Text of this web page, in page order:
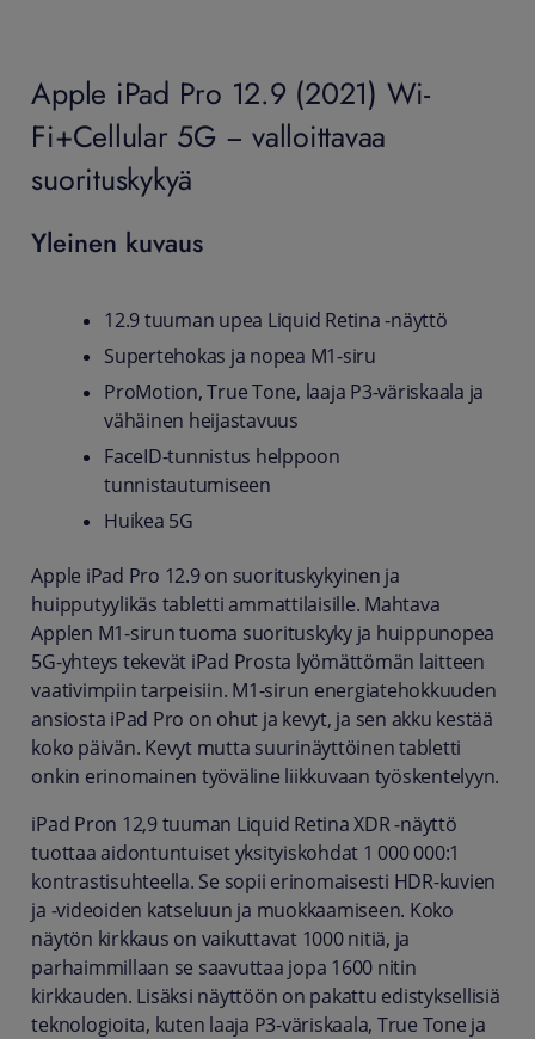
Apple iPad Pro 12.9 (2021) Wi-
Fi+Cellular 5G − valloittavaa
suorituskykyä
Yleinen kuvaus
12.9 tuuman upea Liquid Retina -näyttö
Supertehokas ja nopea M1-siru
ProMotion, True Tone, laaja P3-väriskaala ja
vähäinen heijastavuus
FaceID-tunnistus helppoon
tunnistautumiseen
Huikea 5G
Apple iPad Pro 12.9 on suorituskykyinen ja
huipputyylikäs tabletti ammattilaisille. Mahtava
Applen M1-sirun tuoma suorituskyky ja huippunopea
5G-yhteys tekevät iPad Prosta lyömättömän laitteen
vaativimpiin tarpeisiin. M1-sirun energiatehokkuuden
ansiosta iPad Pro on ohut ja kevyt, ja sen akku kestää
koko päivän. Kevyt mutta suurinäyttöinen tabletti
onkin erinomainen työväline liikkuvaan työskentelyyn.
iPad Pron 12,9 tuuman Liquid Retina XDR ‑näyttö
tuottaa aidontuntuiset yksityiskohdat 1 000 000:1
kontrastisuhteella. Se sopii erinomaisesti HDR-kuvien
ja ‑videoiden katseluun ja muokkaamiseen. Koko
näytön kirkkaus on vaikuttavat 1000 nitiä, ja
parhaimmillaan se saavuttaa jopa 1600 nitin
kirkkauden. Lisäksi näyttöön on pakattu edistyksellisiä
teknologioita, kuten laaja P3-väriskaala, True Tone ja